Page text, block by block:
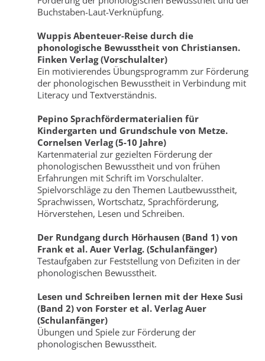
Buchstaben-Laut-Verknüpfung.
Wuppis Abenteuer-Reise durch die
phonologische Bewusstheit von Christiansen.
Finken Verlag (Vorschulalter)
Ein motivierendes Übungsprogramm zur Förderung
der phonologischen Bewusstheit in Verbindung mit
Literacy und Textverständnis.
Pepino Sprachfördermaterialien für
Kindergarten und Grundschule von Metze.
Cornelsen Verlag (5-10 Jahre)
Kartenmaterial zur gezielten Förderung der
phonologischen Bewusstheit und von frühen
Erfahrungen mit Schrift im Vorschulalter.
Spielvorschläge zu den Themen Lautbewusstheit,
Sprachwissen, Wortschatz, Sprachförderung,
Hörverstehen, Lesen und Schreiben.
Der Rundgang durch Hörhausen (Band 1) von
Frank et al. Auer Verlag. (Schulanfänger)
Testaufgaben zur Feststellung von Defiziten in der
phonologischen Bewusstheit.
Lesen und Schreiben lernen mit der Hexe Susi
(Band 2) von Forster et al. Verlag Auer
(Schulanfänger)
Übungen und Spiele zur Förderung der
phonologischen Bewusstheit.